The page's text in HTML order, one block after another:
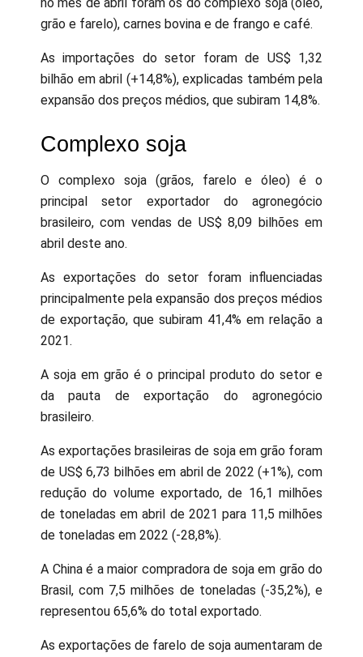
no mês de abril foram os do complexo soja (óleo,
grão e farelo), carnes bovina e de frango e café.
As importações do setor foram de US$ 1,32
bilhão em abril (+14,8%), explicadas também pela
expansão dos preços médios, que subiram 14,8%.
Complexo soja
O complexo soja (grãos, farelo e óleo) é o
principal setor exportador do agronegócio
brasileiro, com vendas de US$ 8,09 bilhões em
abril deste ano.
As exportações do setor foram influenciadas
principalmente pela expansão dos preços médios
de exportação, que subiram 41,4% em relação a
2021.
A soja em grão é o principal produto do setor e
da pauta de exportação do agronegócio
brasileiro.
As exportações brasileiras de soja em grão foram
de US$ 6,73 bilhões em abril de 2022 (+1%), com
redução do volume exportado, de 16,1 milhões
de toneladas em abril de 2021 para 11,5 milhões
de toneladas em 2022 (-28,8%).
A China é a maior compradora de soja em grão do
Brasil, com 7,5 milhões de toneladas (-35,2%), e
representou 65,6% do total exportado.
As exportações de farelo de soja aumentaram de